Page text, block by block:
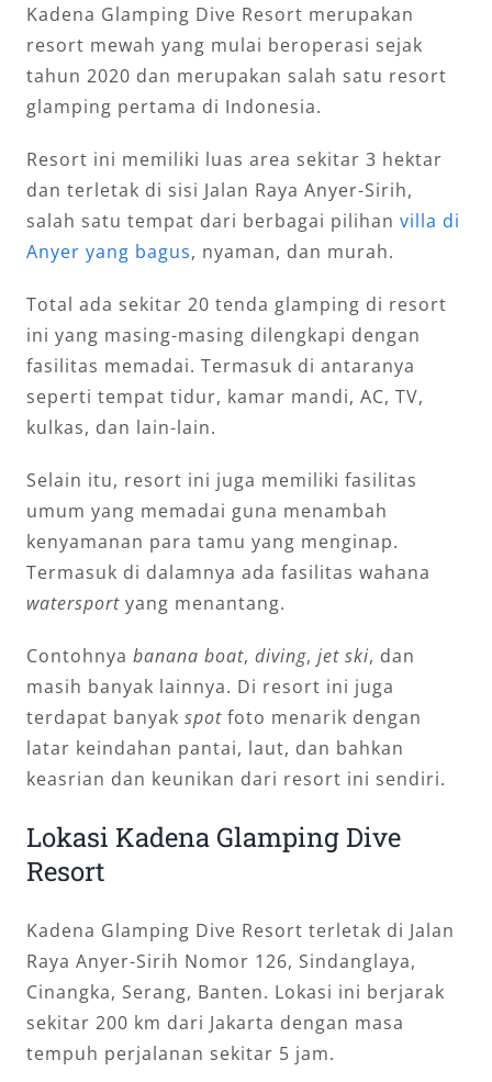
Kadena Glamping Dive Resort merupakan
resort mewah yang mulai beroperasi sejak
tahun 2020 dan merupakan salah satu resort
glamping pertama di Indonesia.
Resort ini memiliki luas area sekitar 3 hektar
dan terletak di sisi Jalan Raya Anyer-Sirih,
salah satu tempat dari berbagai pilihan villa di
Anyer yang bagus, nyaman, dan murah.
Total ada sekitar 20 tenda glamping di resort
ini yang masing-masing dilengkapi dengan
fasilitas memadai. Termasuk di antaranya
seperti tempat tidur, kamar mandi, AC, TV,
kulkas, dan lain-lain.
Selain itu, resort ini juga memiliki fasilitas
umum yang memadai guna menambah
kenyamanan para tamu yang menginap.
Termasuk di dalamnya ada fasilitas wahana
watersportyang menantang.
Contohnya banana boat, diving, jet ski, dan
masih banyak lainnya. Di resort ini juga
terdapat banyak spotfoto menarik dengan
latar keindahan pantai, laut, dan bahkan
keasrian dan keunikan dari resort ini sendiri.
Lokasi Kadena Glamping Dive
Resort
Kadena Glamping Dive Resort terletak di Jalan
Raya Anyer-Sirih Nomor 126, Sindanglaya,
Cinangka, Serang, Banten. Lokasi ini berjarak
sekitar 200 km dari Jakarta dengan masa
tempuh perjalanan sekitar 5 jam.